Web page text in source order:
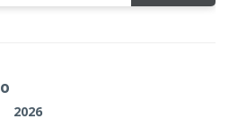
2026